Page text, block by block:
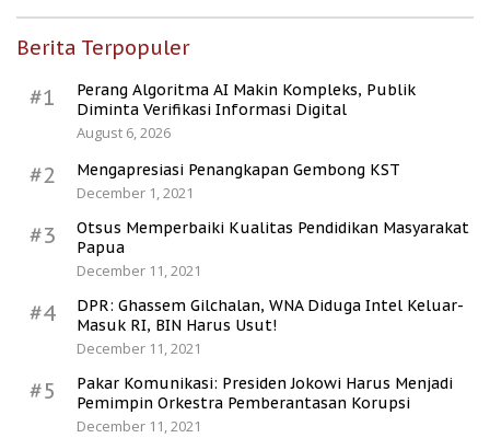
Berita Terpopuler
#1
Perang Algoritma AI Makin Kompleks, Publik
Diminta Verifikasi Informasi Digital
August 6, 2026
#2
Mengapresiasi Penangkapan Gembong KST
December 1, 2021
#3
Otsus Memperbaiki Kualitas Pendidikan Masyarakat
Papua
December 11, 2021
#4
DPR: Ghassem Gilchalan, WNA Diduga Intel Keluar-
Masuk RI, BIN Harus Usut!
December 11, 2021
#5
Pakar Komunikasi: Presiden Jokowi Harus Menjadi
Pemimpin Orkestra Pemberantasan Korupsi
December 11, 2021